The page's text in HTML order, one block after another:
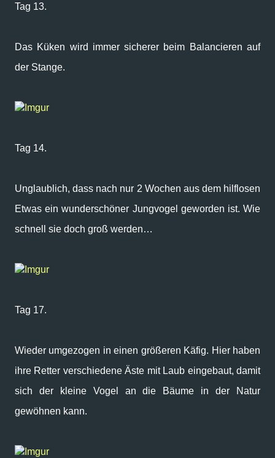
Tag 13.
Das Küken wird immer sicherer beim Balancieren auf
der Stange.
Imgur
Tag 14.
Unglaublich, dass nach nur 2 Wochen aus dem hilflosen
Etwas ein wunderschöner Jungvogel geworden ist. Wie
schnell sie doch groß werden…
Imgur
Tag 17.
Wieder umgezogen in einen größeren Käfig. Hier haben
ihre Retter verschiedene Äste mit Laub eingebaut, damit
sich der kleine Vogel an die Bäume in der Natur
gewöhnen kann.
Imgur